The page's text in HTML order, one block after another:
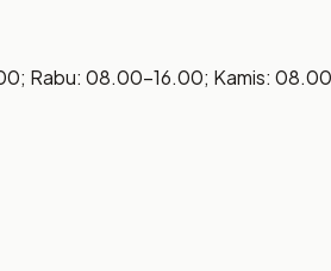
Rabu: 08.00–16.00; Kamis: